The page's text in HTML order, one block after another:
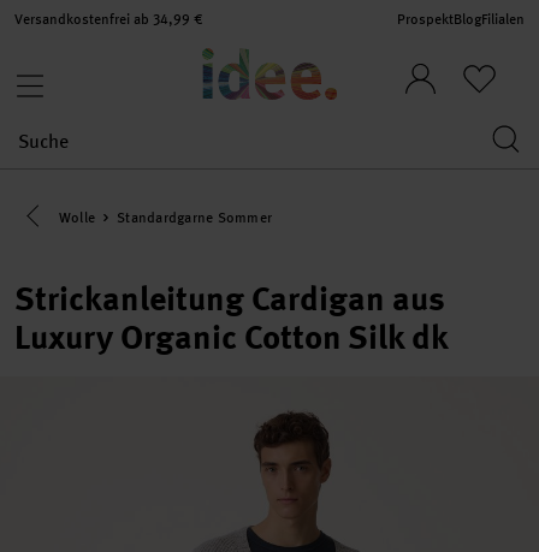
Versandkostenfrei ab 34,99 € ProspektBlogFilialen
Eine Kategorie zurück navigieren
Wolle Standardgarne Sommer
Strickanleitung Cardigan aus
Luxury Organic Cotton Silk dk